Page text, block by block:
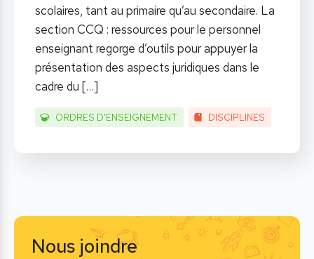
scolaires, tant au primaire qu’au secondaire. La
section CCQ : ressources pour le personnel
enseignant regorge d’outils pour appuyer la
présentation des aspects juridiques dans le
cadre du […]
ORDRES D'ENSEIGNEMENT DISCIPLINES
Nous joindre